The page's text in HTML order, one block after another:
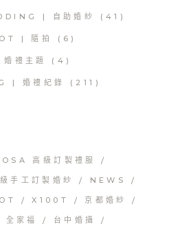
| 自助婚紗 (41)
| 隨拍 (6)
禮主題 (4)
| 婚禮紀錄 (211)
高級訂製禮服
手工訂製婚紗 NEWS
X100T 京都婚紗
全家福 台中婚攝